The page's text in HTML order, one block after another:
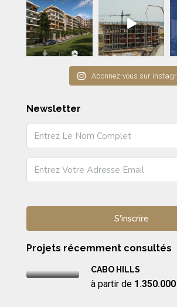
Abonnez-vous sur
Newsletter
Projets récemment consultés
CABO HILLS
à partir de 1.350.000